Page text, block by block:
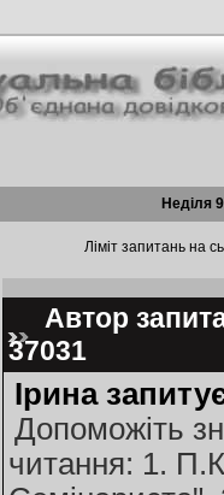
Неділя
Ліміт запитань на
Автор
37031
Ірина
Допоможіть
читання: 1.